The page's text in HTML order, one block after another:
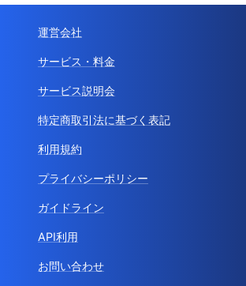
運営会社
サービス・料金
サービス説明会
特定商取引法に基づく表記
利用規約
プライバシーポリシー
ガイドライン
API利用
お問い合わせ